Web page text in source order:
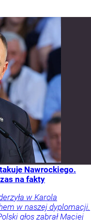
Nawrockiego.
na fakty
w Karola
w naszej dyplomacji.
głos zabrał Maciej